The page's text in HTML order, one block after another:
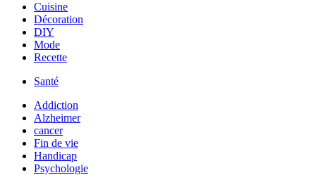
Cuisine
Décoration
DIY
Mode
Recette
Santé
Addiction
Alzheimer
cancer
Fin de vie
Handicap
Psychologie